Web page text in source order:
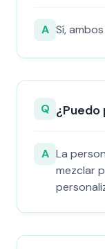
A Sí,
Q ¿Puedo
A La
mezclar